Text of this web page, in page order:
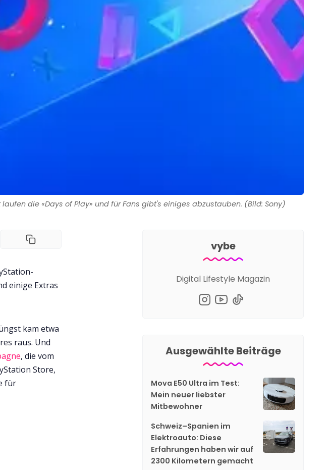
laufen die «Days of Play» und für Fans gibt's einiges abzustauben. (Bild: Sony)
einige Extras
kam etwa
raus. Und
, die vom
Store,
für
vybe
Digital Lifestyle Magazin
Ausgewählte Beiträge
Mova E50 Ultra im Test:
Mein neuer liebster
Mitbewohner
Schweiz–Spanien im
Elektroauto: Diese
Erfahrungen haben wir auf
2300 Kilometern gemacht